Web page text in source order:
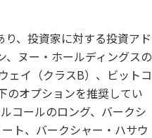
、投資家に対する投資アド
ヌー・ホールディングスの
ェイ（クラスB）、ビットコ
のオプションを推奨してい
コールのロング、バークシ
ト、バークシャー・ハサウ